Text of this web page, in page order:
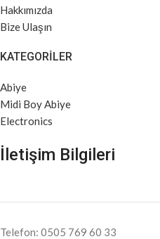
Hakkımızda
Bize Ulaşın
KATEGORILER
Abiye
Midi Boy Abiye
Electronics
İletişim Bilgileri
Telefon: 0505 769 60 33